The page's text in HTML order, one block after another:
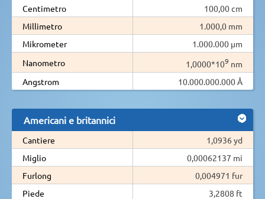
Centimetro
100,00 cm
Millimetro
1.000,0 mm
Mikrometer
1.000.000 µm
Nanometro
1,0000*109 nm
Angstrom
10.000.000.000 Å
Americani e britannici
Cantiere
1,0936 yd
Miglio
0,00062137 mi
Furlong
0,004971 fur
Piede
3,2808 ft